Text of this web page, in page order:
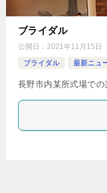
ブライダル
公開日： 2021年11月15日
ブライダル
最新ニュ
長野市内某所式場で